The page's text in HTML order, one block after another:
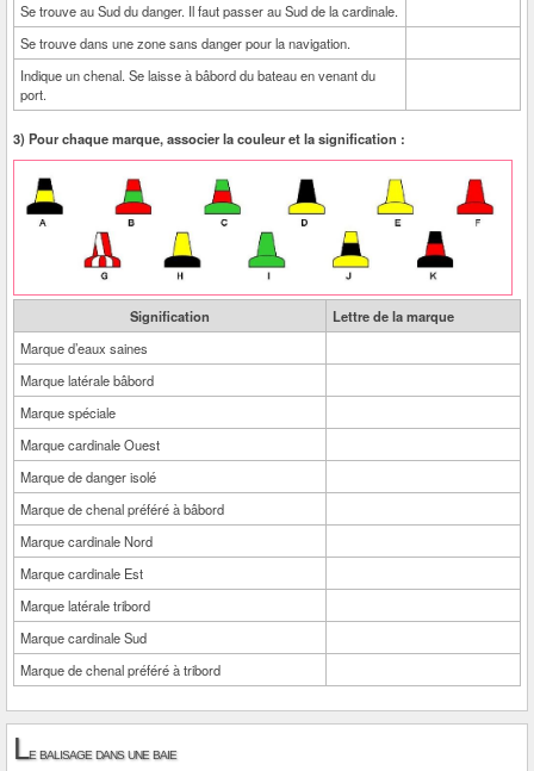
Se trouve au Sud du danger. Il faut passer au Sud de la cardinale.
Se trouve dans une zone sans danger pour la navigation.
Indique un chenal. Se laisse à bâbord du bateau en venant du
port.
3) Pour chaque marque, associer la couleur et la signification :
Signification
Lettre de la marque
Marque d’eaux saines
Marque latérale bâbord
Marque spéciale
Marque cardinale Ouest
Marque de danger isolé
Marque de chenal préféré à bâbord
Marque cardinale Nord
Marque cardinale Est
Marque latérale tribord
Marque cardinale Sud
Marque de chenal préféré à tribord
Le balisage dans une baie